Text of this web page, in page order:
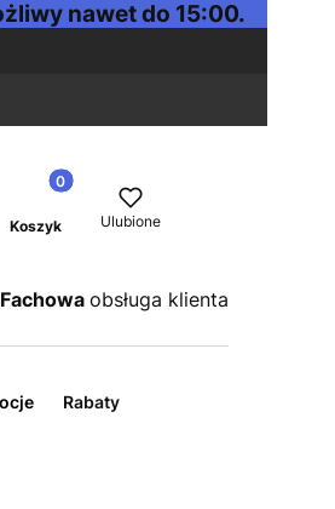
nawet do 15:00.
Produkty w koszyku: 0. Zobacz
Koszyk Ulubione
Fachowa obsługa klienta
Rabaty